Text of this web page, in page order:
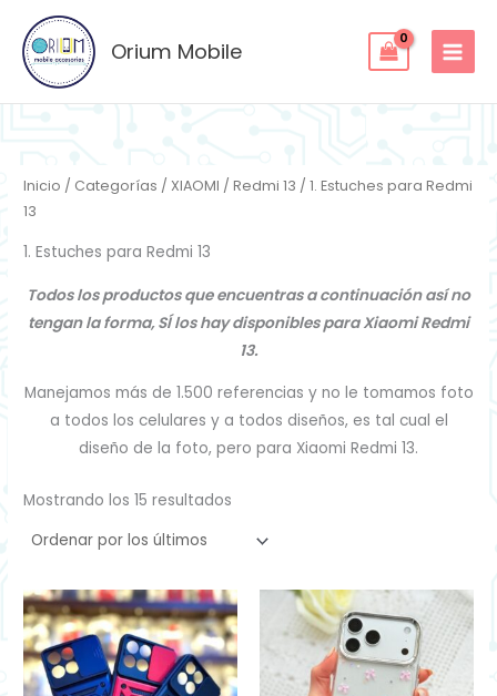
contenido
Orium Mobile
Inicio / Categorías / XIAOMI /Redmi 13 / 1. Estuches para Redmi
13
1. Estuches para Redmi 13
Todos los productos que encuentras a continuación así no
tengan la forma, SÍ los hay disponibles para Xiaomi Redmi
13.
Manejamos más de 1.500 referencias y no le tomamos foto
a todos los celulares y a todos diseños, es tal cual el
diseño de la foto, pero para Xiaomi Redmi 13.
Mostrando los 15 resultados
últimos